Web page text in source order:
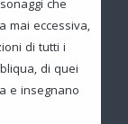
che
mai eccessiva,
di tutti i
di quei
e insegnano